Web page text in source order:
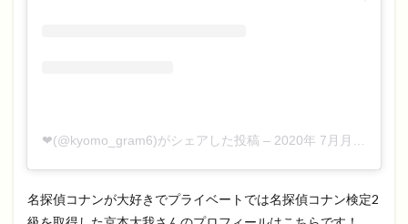
❤︎(@kyomo_gram6)がシェアした投稿 – 2020年 7月月24日午前7時54分PDT
名探偵コナンが大好きでプライベートでは名探偵コナン検定2